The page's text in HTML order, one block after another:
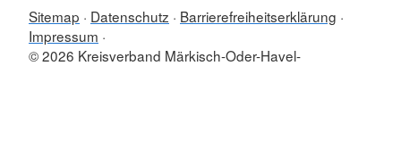
Sitemap Datenschutz
Barrierefreiheitserklärung
Impressum
© 2026 Kreisverband Märkisch-Oder-Havel-